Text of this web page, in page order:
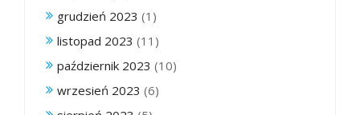
grudzień 2023 (1)
listopad 2023 (11)
październik 2023 (10)
wrzesień 2023 (6)